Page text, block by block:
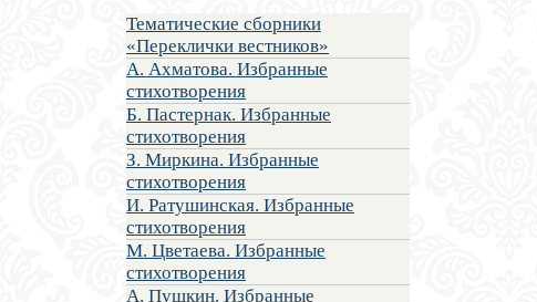
Тематические сборники
«Переклички вестников»
А. Ахматова. Избранные
стихотворения
Б. Пастернак. Избранные
стихотворения
З. Миркина. Избранные
стихотворения
И. Ратушинская. Избранные
стихотворения
М. Цветаева. Избранные
стихотворения
А. Пушкин. Избранные